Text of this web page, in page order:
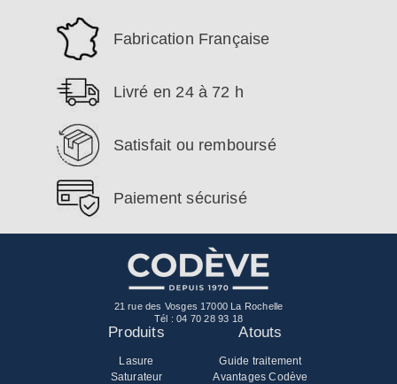
Fabrication Française
Livré en 24 à 72 h
Satisfait ou remboursé
Paiement sécurisé
21 rue des Vosges 17000 La Rochelle
Tél :04 70 28 93 18
Produits
Lasure
Saturateur
Atouts
Guide traitement
Avantages Codève